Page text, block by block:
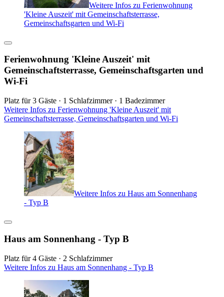
Weitere Infos zu Ferienwohnung
'Kleine Auszeit' mit Gemeinschaftsterrasse,
Gemeinschaftsgarten und Wi-Fi
Ferienwohnung 'Kleine Auszeit' mit
Gemeinschaftsterrasse, Gemeinschaftsgarten und
Wi-Fi
Platz für 3 Gäste · 1 Schlafzimmer · 1 Badezimmer
Weitere Infos zu Ferienwohnung 'Kleine Auszeit' mit
Gemeinschaftsterrasse, Gemeinschaftsgarten und Wi-Fi
Weitere Infos zu Haus am Sonnenhang
- Typ B
Haus am Sonnenhang - Typ B
Platz für 4 Gäste · 2 Schlafzimmer
Weitere Infos zu Haus am Sonnenhang - Typ B